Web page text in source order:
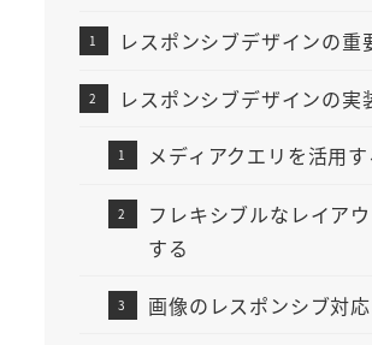
レスポンシブデザインの重
レスポンシブデザインの実
メディアクエリを活用す
フレキシブルなレイア
する
画像のレスポンシブ対応